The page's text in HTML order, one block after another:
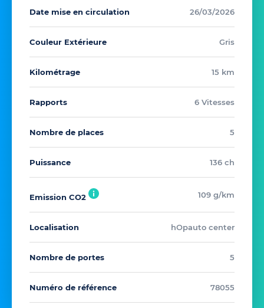
Date mise en circulation 26/03/2026
Couleur Extérieure Gris
Kilométrage 15 km
Rapports 6 Vitesses
Nombre de places 5
Puissance 136 ch
Emission CO2 109 g/km
Localisation hOpauto center
Nombre de portes 5
Numéro de référence 78055